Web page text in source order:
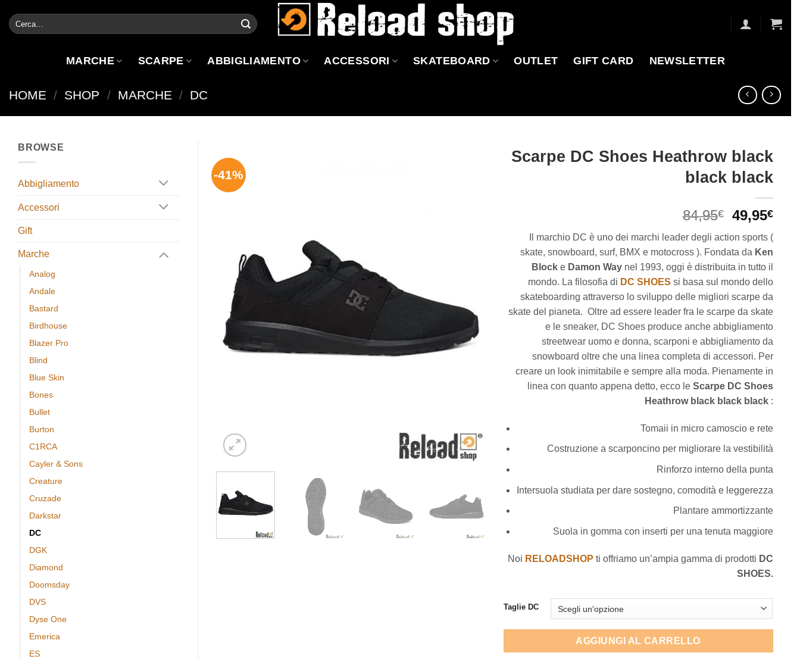
contenuti
Cerca:
MARCHE SCARPE ABBIGLIAMENTO ACCESSORI SKATEBOARD OUTLET GIFT CARD NEWSLETTER
HOME / SHOP / MARCHE / DC
BROWSE
Abbigliamento
Accessori
Gift
Marche
Analog
Andale
Bastard
Birdhouse
Blazer Pro
Blind
Blue Skin
Bones
Bullet
Burton
C1RCA
Cayler & Sons
Creature
Cruzade
Darkstar
DC
DGK
Diamond
Doomsday
DVS
Dyse One
Emerica
ES
-41%
Scarpe DC Shoes Heathrow black
black black
84,95€
Il
originale
era:
84,95€.
49,95€Il
Il marchio DC è uno dei marchi leader degli action sports (
skate, snowboard, surf, BMX e motocross ). Fondata da Ken
Block e Damon Way nel 1993, oggi è distribuita in tutto il
mondo. La filosofia di DC SHOES si basa sul mondo dello
skateboarding attraverso lo sviluppo delle migliori scarpe da
skate del pianeta. Oltre ad essere leader fra le scarpe da skate
e le sneaker, DC Shoes produce anche abbigliamento
streetwear uomo e donna, scarponi e abbigliamento da
snowboard oltre che una linea completa di accessori. Per
creare un look inimitabile e sempre alla moda. Pienamente in
linea con quanto appena detto, ecco le Scarpe DC Shoes
Heathrow black black black :
Tomaii in micro camoscio e rete
Costruzione a scarponcino per migliorare la vestibilità
Rinforzo interno della punta
Intersuola studiata per dare sostegno, comodità e leggerezza
Plantare ammortizzante
Suola in gomma con inserti per una tenuta maggiore
Noi RELOADSHOP ti offriamo un’ampia gamma di prodotti DC
SHOES.
Taglie DC
AGGIUNGI AL CARRELLO